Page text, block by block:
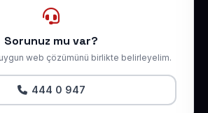
Sorunuz mu var?
web çözümünü birlikte belirleyelim.
444 0 947